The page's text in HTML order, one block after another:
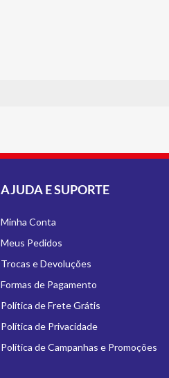
AJUDA E SUPORTE
Minha Conta
Meus Pedidos
Trocas e Devoluções
Formas de Pagamento
Política de Frete Grátis
Política de Privacidade
Política de Campanhas e Promoções